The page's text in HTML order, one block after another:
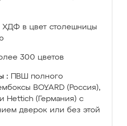
ХДФ в цвет столешницы
300 цветов
:
ПВШ полного
BOYARD (Россия),
Hettich (Германия) с
дверок или без этой